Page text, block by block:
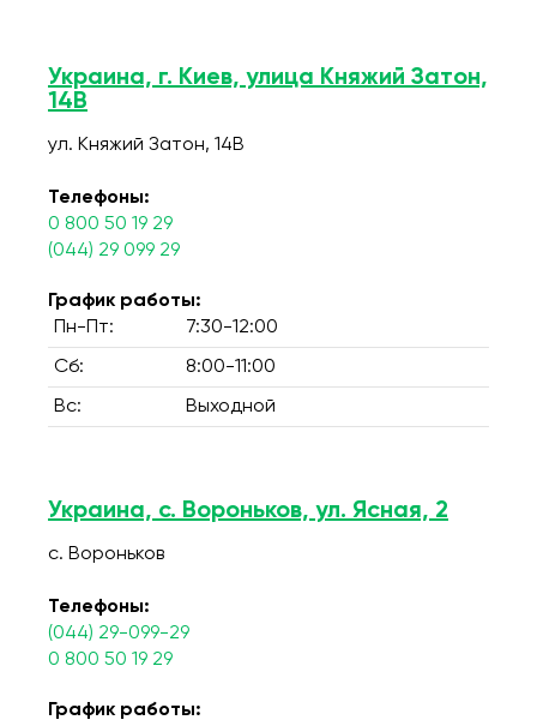
Украина, г. Киев, улица Княжий Затон,
14В
ул. Княжий Затон, 14В
Телефоны:
0 800 50 19 29
(044) 29 099 29
График работы:
Пн-Пт:
7:30-12:00
Сб: 8:00-11:00
Вс: Выходной
Украина, с. Вороньков, ул. Ясная, 2
с. Вороньков
Телефоны:
(044) 29-099-29
0 800 50 19 29
График работы: